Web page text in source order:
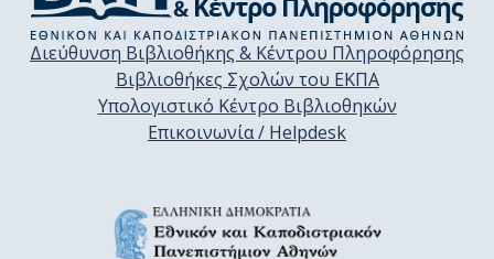
Διεύθυνση Βιβλιοθήκης & Κέντρου Πληροφόρησης
Βιβλιοθήκες Σχολών του ΕΚΠΑ
Υπολογιστικό Κέντρο Βιβλιοθηκών
Επικοινωνία / Helpdesk